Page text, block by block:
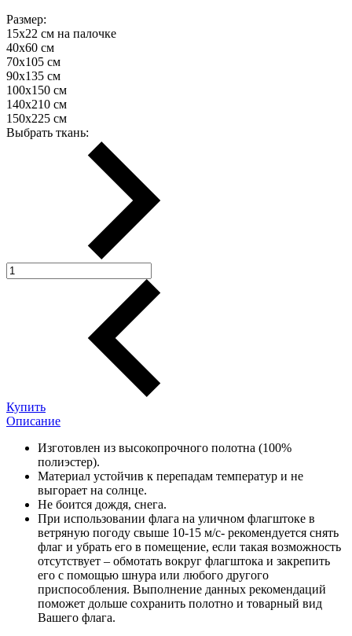
Размер:
15х22 см на палочке
40х60 см
70х105 см
90х135 см
100х150 см
140х210 см
150х225 см
Выбрать ткань:
Купить
Описание
Изготовлен из высокопрочного полотна (100%
полиэстер).
Материал устойчив к перепадам температур и не
выгорает на солнце.
Не боится дождя, снега.
При использовании флага на уличном флагштоке в
ветряную погоду свыше 10-15 м/с- рекомендуется снять
флаг и убрать его в помещение, если такая возможность
отсутствует – обмотать вокруг флагштока и закрепить
его с помощью шнура или любого другого
приспособления. Выполнение данных рекомендаций
поможет дольше сохранить полотно и товарный вид
Вашего флага.